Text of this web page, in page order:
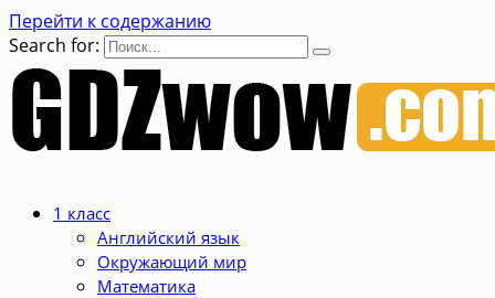
Перейти к содержанию
Search for:
1 класс
Английский язык
Окружающий мир
Математика